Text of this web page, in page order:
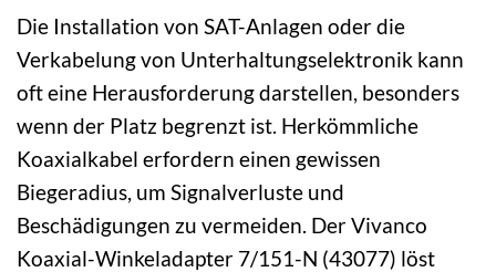
Die Installation von SAT-Anlagen oder die
Verkabelung von Unterhaltungselektronik kann
oft eine Herausforderung darstellen, besonders
wenn der Platz begrenzt ist. Herkömmliche
Koaxialkabel erfordern einen gewissen
Biegeradius, um Signalverluste und
Beschädigungen zu vermeiden. Der Vivanco
Koaxial-Winkeladapter 7/151-N (43077) löst